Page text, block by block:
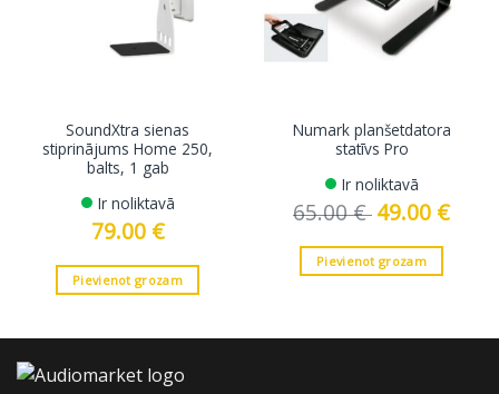
SoundXtra sienas
stiprinājums Home 250,
balts, 1 gab
Ir noliktavā
79.00 €
Pievienot grozam
Numark planšetdatora
statīvs Pro
Ir noliktavā
65.00€ Original
price
65.00 €.
49.00 €price
Pievienot grozam